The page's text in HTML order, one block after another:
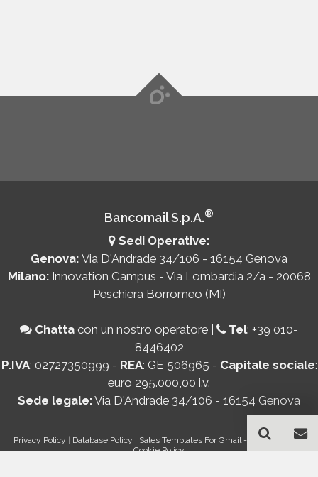
Bancomail S.p.A.®
Sedi Operative:
Genova: Via D'Andrade 34/106 - 16154 Genova
Milano: Innovation Campus - Via Lombardia 2/a - 20068
Peschiera Borromeo (MI)
Chatta con un nostro operatore | Tel: +39 010-
8446402
P.IVA: 02727350999 - REA: GE 506965 - Capitale sociale:
euro 295.000,00 i.v.
Sede legale:Via D'Andrade 34/106 - 16154 Genova
Privacy Policy | Database Policy | Sales Templates For Gmail - AddOn Policy|
Cookie Policy